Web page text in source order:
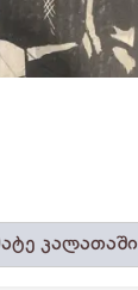
კალათაში